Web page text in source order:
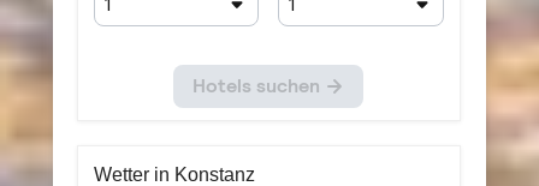
Wetter in Konstanz